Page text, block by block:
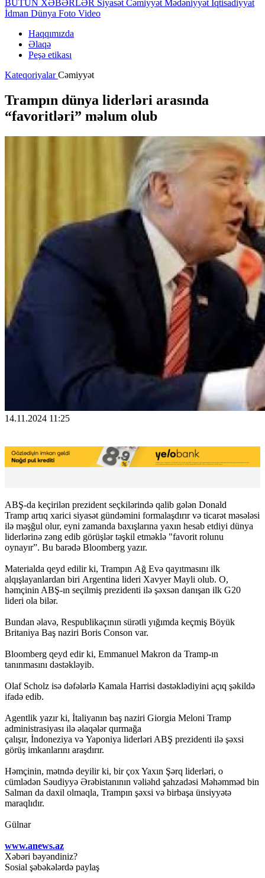
BÜTÜN XƏBƏRLƏR Siyasət Cəmiyyət Mədəniyyət İqtisadiyyat
İdman Dünya Foto Video
Haqqımızda
Əlaqə
Peşə etikası
KateqoriyalarCəmiyyət
Trampın dünya liderləri arasında
“favoritləri” məlum olub
14.11.2024 11:25
ABŞ-da keçirilən prezident seçkilərində qalib gələn Donald
Tramp artıq xarici siyasət gündəmini formalaşdırır və ticarət məsələsi
ilə məşğul olur, eyni zamanda baxışlarına yaxın hesab etdiyi dünya
liderlərinə zəng edib görüşlər təşkil etməklə "favorit rolunu
oynayır”. Bu barədə Bloomberg yazır.
Materialda qeyd edilir ki, Trampın Ağ Evə qayıtmasını ilk
alqışlayanlardan biri Argentina lideri Xavyer Mayli olub. O,
həmçinin ABŞ-ın seçilmiş prezidenti ilə şəxsən danışan ilk G20
lideri ola bilər.
Bundan əlavə, Respublikaçının sürətli yığımda keçmiş Böyük
Britaniya Baş naziri Boris Conson var.
Bloomberg qeyd edir ki, Emmanuel Makron da Tramp-ın
tanınmasını dəstəkləyib.
Olaf Scholz isə dəfələrlə Kamala Harrisi dəstəklədiyini açıq şəkildə
ifadə edib.
Agentlik yazır ki, İtaliyanın baş naziri Giorgia Meloni Tramp
administrasiyası ilə əlaqələr qurmağa
çalışır, İndoneziya və Yaponiya liderləri ABŞ prezidenti ilə şəxsi
görüş imkanlarını araşdırır.
Həmçinin, mətndə deyilir ki, bir çox Yaxın Şərq liderləri, o
cümlədən Səudiyyə Ərəbistanının vəliəhd şahzadəsi Məhəmməd bin
Salman da daxil olmaqla, Trampın şəxsi və birbaşa ünsiyyətə
maraqlıdır.
Gülnar
www.anews.az
Xəbəri bəyəndiniz?
Sosial şəbəkələrdə paylaş